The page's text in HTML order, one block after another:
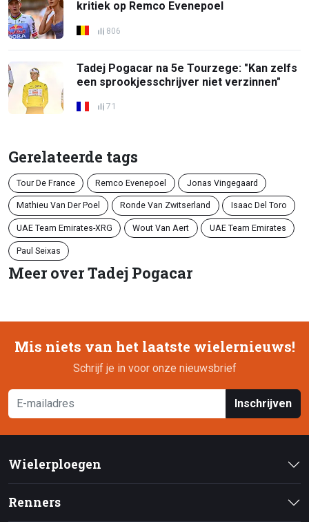
kritiek op Remco Evenepoel
806
Tadej Pogacar na 5e Tourzege: "Kan zelfs
een sprookjesschrijver niet verzinnen"
71
Gerelateerde tags
Tour De France Remco Evenepoel Jonas Vingegaard
Mathieu Van Der Poel Ronde Van Zwitserland Isaac Del Toro
UAE Team Emirates-XRG Wout Van Aert UAE Team Emirates
Paul Seixas
Meer over Tadej Pogacar
Mis niets van het laatste wielernieuws!
Schrijf je in voor onze nieuwsbrief
Inschrijven
Wielerploegen
Renners